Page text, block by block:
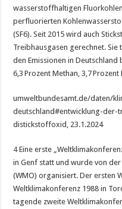
wasserstoffhaltigen
perfluorierten
(SF6). Seit 2015 wird auch
Treibhausgasen gerechnet.
den Emissionen in Deutschland
6,3 Prozent Methan, 3,7 Prozent
umweltbundesamt.de/daten/
deutschland#entwicklung-der-
distickstoffoxid, 23.1.2024
4Eine erste
in Genf statt und wurde von
(WMO) organisiert. Der ersten
Weltklimakonferenz 1988 in
tagende zweite